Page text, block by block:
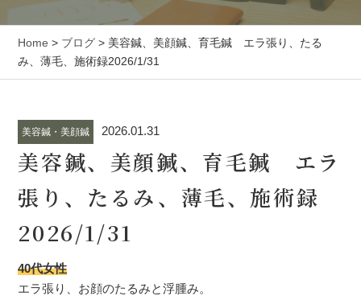
Home > ブログ > 美容鍼、美顔鍼、育毛鍼 エラ張り、たる
み、薄毛、施術録2026/1/31
美容鍼・美顔鍼 2026.01.31
美容鍼、美顔鍼、育毛鍼 エラ
張り、たるみ、薄毛、施術録
2026/1/31
40代女性
エラ張り、お顔のたるみと浮腫み。